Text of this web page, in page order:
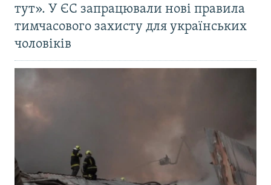
тут». У ЄС запрацювали нові правила
тимчасового захисту для українських
чоловіків